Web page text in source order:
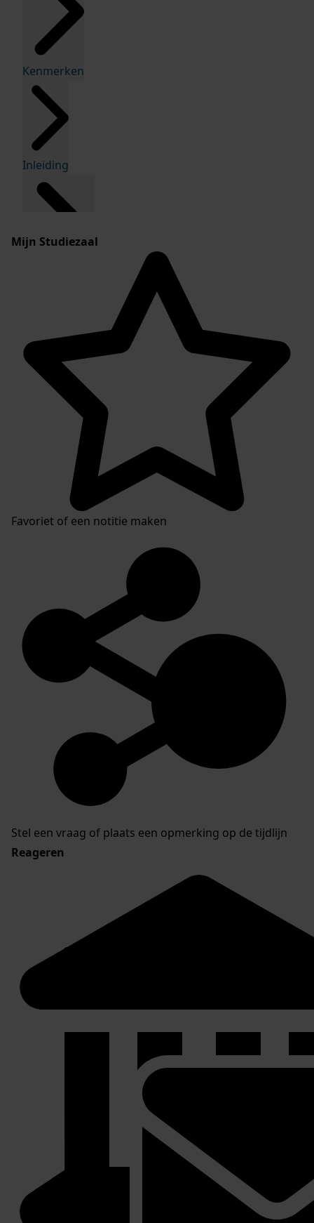
Kenmerken
Inleiding
Mijn Studiezaal
Favoriet of een notitie maken
Stel een vraag of plaats een opmerking op de tijdlijn
Reageren